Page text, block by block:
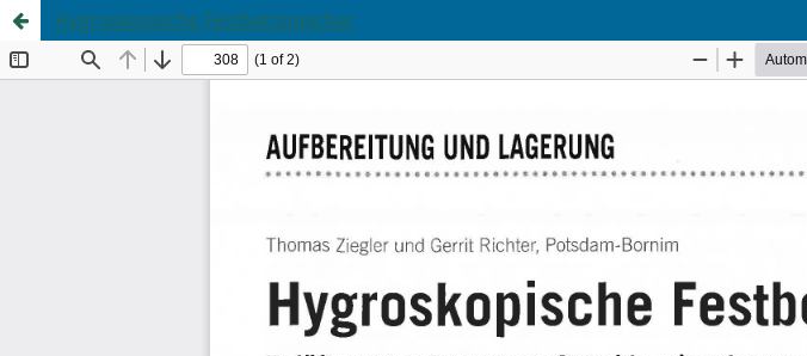
Hygroskopische Festbettspeicher